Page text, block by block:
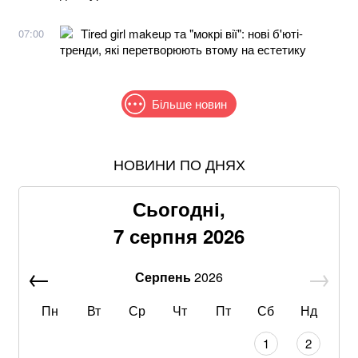
07:00
Tired girl makeup та "мокрі вії": нові б'юті-
тренди, які перетворюють втому на естетику
Більше новин
В МЗС заявили, що слова Залужного щодо членства
Найбільший НПЗ Китаю наростив закупівлі
російської нафти через перебої з поставками – ЗМІ
Двом найбільшим банкам росії загрожує кредитна
Ракетний удар по Київщині знищив склади великих
НОВИНИ ПО ДНЯХ
Сьогодні,
7 серпня 2026
Серпень2026
Пн
Вт Ср Чт Пт Сб Нд
1
2